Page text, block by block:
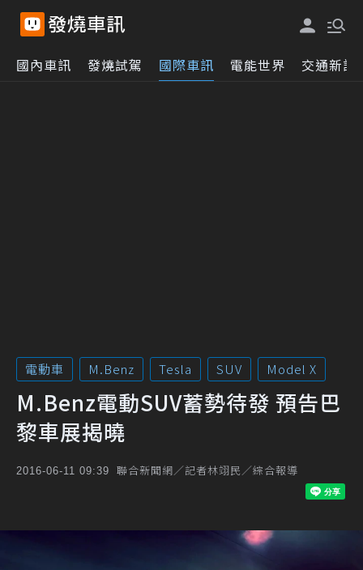
國內車訊 發燒試駕 國際車訊 電能世界 交通新訊
電動車 M.Benz Tesla SUV Model X
M.Benz電動SUV蓄勢待發 預告巴
黎車展揭曉
2016-06-11 09:39 聯合新聞網／記者林翊民／綜合報導